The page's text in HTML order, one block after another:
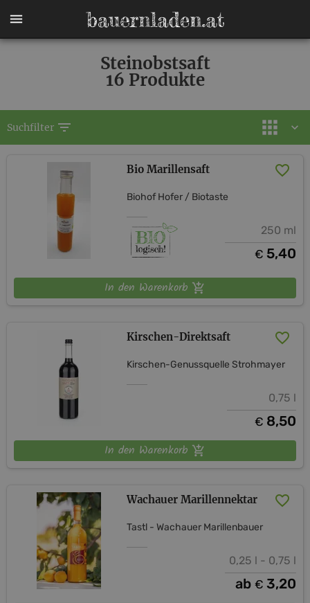
Steinobstsaft
16 Produkte
Suchfilter filter_list
Bio Marillensaft
Biohof Hofer / Biotaste
250 ml
€ 5,40
In den Warenkorb
Kirschen-Direktsaft
Kirschen-Genussquelle Strohmayer
0,75 l
€ 8,50
In den Warenkorb
Wachauer Marillennektar
Tastl - Wachauer Marillenbauer
0,25 l - 0,75 l
ab € 3,20